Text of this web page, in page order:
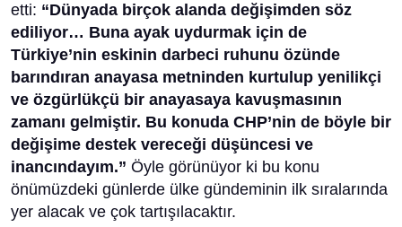
etti: “Dünyada birçok alanda değişimden söz
ediliyor… Buna ayak uydurmak için de
Türkiye’nin eskinin darbeci ruhunu özünde
barındıran anayasa metninden kurtulup yenilikçi
ve özgürlükçü bir anayasaya kavuşmasının
zamanı gelmiştir. Bu konuda CHP’nin de böyle bir
değişime destek vereceği düşüncesi ve
inancındayım.” Öyle görünüyor ki bu konu
önümüzdeki günlerde ülke gündeminin ilk sıralarında
yer alacak ve çok tartışılacaktır.